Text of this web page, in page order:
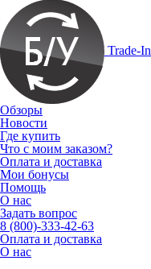
Trade-In
Обзоры
Новости
Где купить
Что с моим заказом?
Оплата и доставка
Мои бонусы
Помощь
О нас
Задать вопрос
8 (800)-333-42-63
Оплата и доставка
О нас